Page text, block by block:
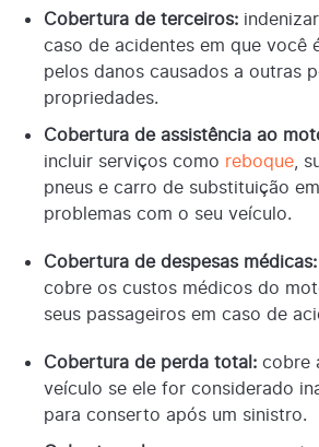
Cobertura de terceiros:
caso de acidentes em que você
pelos danos causados a outras
propriedades.
Cobertura de assistência ao
incluir serviços como reboque ,
pneus e carro de substituição
problemas com o seu veículo.
Cobertura de despesas médicas:
cobre os custos médicos do
seus passageiros em caso de
Cobertura de perda total: cobre
veículo se ele for considerado
para conserto após um sinistro.